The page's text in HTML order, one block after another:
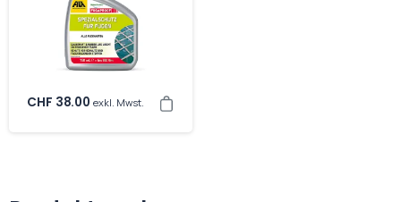
CHF 38.00 exkl. Mwst.